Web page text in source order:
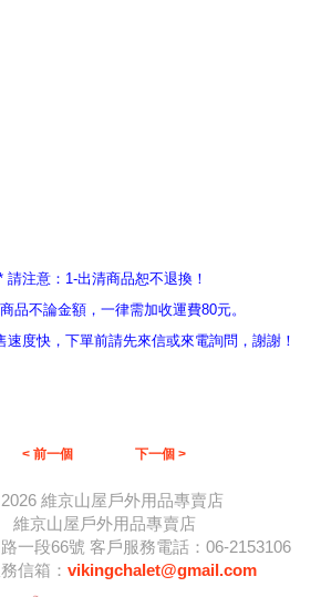
請注意： 1-出清商品恕不退換！
品不論金額，一律需加收運費80元。
速度快，下單前請先來信或來電詢問，謝謝！
< 前一個 下一個 >
維京山屋戶外用品專賣店
維京山屋戶外用品專賣店
一段66號 客戶服務電話：06-2153106
信箱： vikingchalet@gmail.com